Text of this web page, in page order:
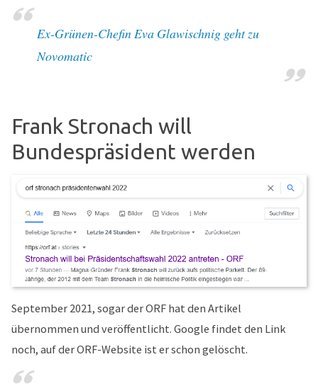
Ex-Grünen-Chefin Eva Glawischnig geht zu
Novomatic
Frank Stronach will
Bundespräsident werden
September 2021, sogar der ORF hat den Artikel
übernommen und veröffentlicht. Google findet den Link
noch, auf der ORF-Website ist er schon gelöscht.